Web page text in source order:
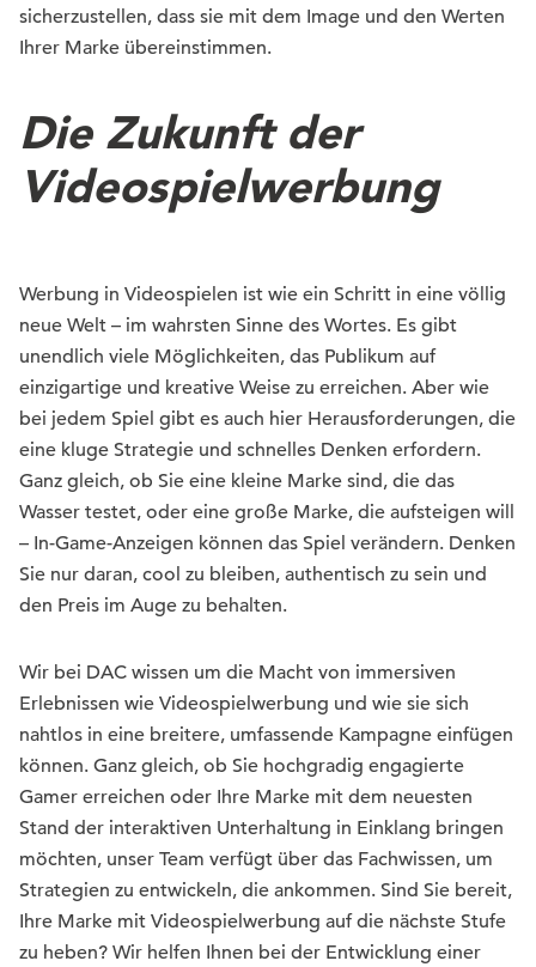
sicherzustellen, dass sie mit dem Image und den Werten
Ihrer Marke übereinstimmen.
Die Zukunft der
Videospielwerbung
Werbung in Videospielen ist wie ein Schritt in eine völlig
neue Welt – im wahrsten Sinne des Wortes. Es gibt
unendlich viele Möglichkeiten, das Publikum auf
einzigartige und kreative Weise zu erreichen. Aber wie
bei jedem Spiel gibt es auch hier Herausforderungen, die
eine kluge Strategie und schnelles Denken erfordern.
Ganz gleich, ob Sie eine kleine Marke sind, die das
Wasser testet, oder eine große Marke, die aufsteigen will
– In-Game-Anzeigen können das Spiel verändern. Denken
Sie nur daran, cool zu bleiben, authentisch zu sein und
den Preis im Auge zu behalten.
Wir bei DAC wissen um die Macht von immersiven
Erlebnissen wie Videospielwerbung und wie sie sich
nahtlos in eine breitere, umfassende Kampagne einfügen
können. Ganz gleich, ob Sie hochgradig engagierte
Gamer erreichen oder Ihre Marke mit dem neuesten
Stand der interaktiven Unterhaltung in Einklang bringen
möchten, unser Team verfügt über das Fachwissen, um
Strategien zu entwickeln, die ankommen. Sind Sie bereit,
Ihre Marke mit Videospielwerbung auf die nächste Stufe
zu heben? Wir helfen Ihnen bei der Entwicklung einer